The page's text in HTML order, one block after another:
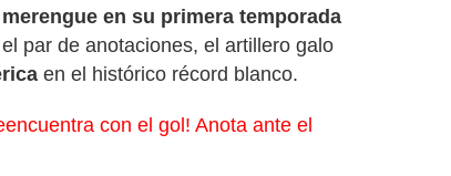
en su primera temporada
par de anotaciones, el artillero galo
en el histórico récord blanco.
con el gol! Anota ante el